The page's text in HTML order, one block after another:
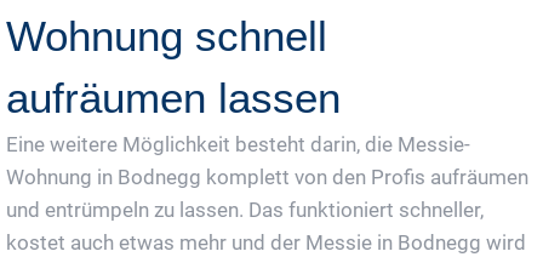
Wohnung schnell
aufräumen lassen
Eine weitere Möglichkeit besteht darin, die Messie-
Wohnung in Bodnegg komplett von den Profis aufräumen
und entrümpeln zu lassen. Das funktioniert schneller,
kostet auch etwas mehr und der Messie in Bodnegg wird